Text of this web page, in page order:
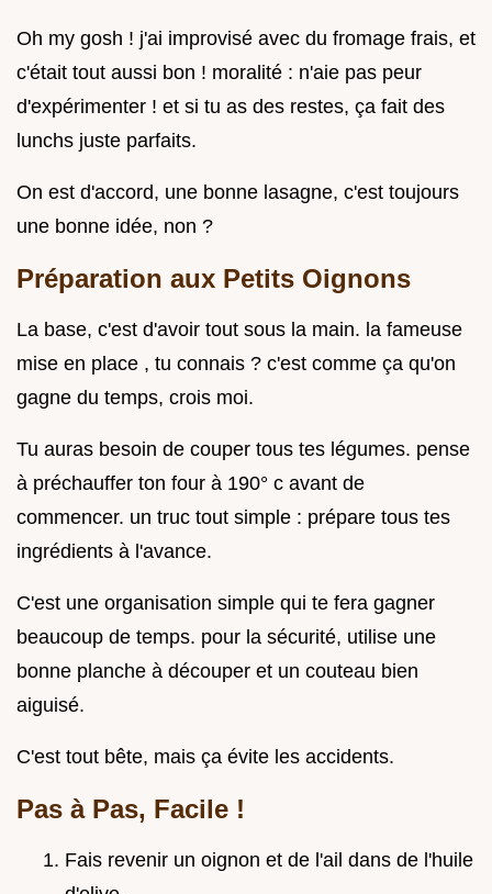
Oh my gosh ! j'ai improvisé avec du fromage frais, et
c'était tout aussi bon ! moralité : n'aie pas peur
d'expérimenter ! et si tu as des restes, ça fait des
lunchs juste parfaits.
On est d'accord, une bonne lasagne, c'est toujours
une bonne idée, non ?
Préparation aux Petits Oignons
La base, c'est d'avoir tout sous la main. la fameuse
mise en place , tu connais ? c'est comme ça qu'on
gagne du temps, crois moi.
Tu auras besoin de couper tous tes légumes. pense
à préchauffer ton four à 190° c avant de
commencer. un truc tout simple : prépare tous tes
ingrédients à l'avance.
C'est une organisation simple qui te fera gagner
beaucoup de temps. pour la sécurité, utilise une
bonne planche à découper et un couteau bien
aiguisé.
C'est tout bête, mais ça évite les accidents.
Pas à Pas, Facile !
Fais revenir un oignon et de l'ail dans de l'huile